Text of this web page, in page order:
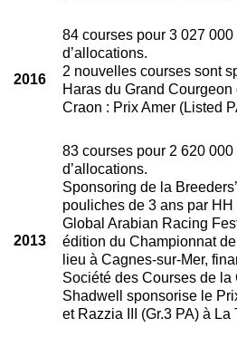
2016
84 courses pour 3 027 000
d’allocations.
2 nouvelles courses sont
Haras du Grand Courgeon
Craon : Prix Amer (Listed
2013
83 courses pour 2 620 000
d’allocations.
Sponsoring de la
pouliches de 3 ans par
Global Arabian Racing
édition du Championnat
lieu à Cagnes-sur-Mer,
Société des Courses de la
Shadwell sponsorise le
et Razzia III (Gr.3 PA) à La